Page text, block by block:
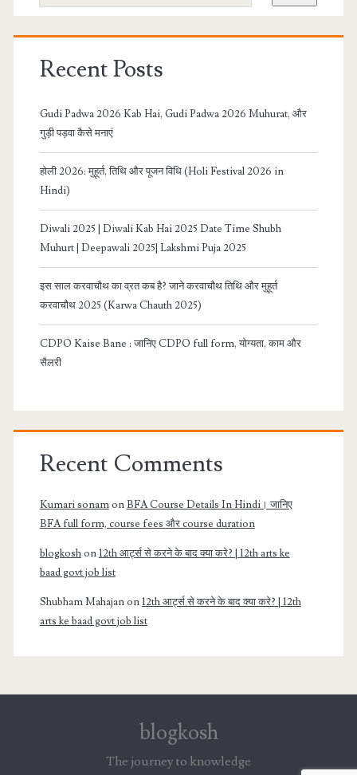
Recent Posts
Gudi Padwa 2026 Kab Hai, Gudi Padwa 2026 Muhurat, और
गुड़ी पड़वा कैसे मनाएं
होली 2026: मुहूर्त, तिथि और पूजन विधि (Holi Festival 2026 in
Hindi)
Diwali 2025 | Diwali Kab Hai 2025 Date Time Shubh
Muhurt | Deepawali 2025| Lakshmi Puja 2025
इस साल करवाचौथ का व्रत कब है? जाने करवाचौथ तिथि और मुहूर्त
करवाचौथ 2025 (Karwa Chauth 2025)
CDPO Kaise Bane : जानिए CDPO full form, योग्यता, काम और
सैलरी
Recent Comments
Kumari sonamonBFA Course Details In Hindi। जानिए
BFA full form, course fees और course duration
blogkoshon12th आर्ट्स से करने के बाद क्या करे? | 12th arts ke
baad govt job list
Shubham Mahajanon12th आर्ट्स से करने के बाद क्या करे? | 12th
arts ke baad govt job list
blogkosh
The journey to knowledge